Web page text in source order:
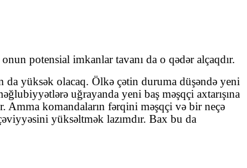
potensial imkanlar tavanı da o qədər alçaqdır.
yüksək olacaq. Ölkə çətin duruma düşəndə yeni
uğrayanda yeni baş məşqçi axtarışına
Amma komandaların fərqini məşqçi və bir neçə
yüksəltmək lazımdır. Bax bu da